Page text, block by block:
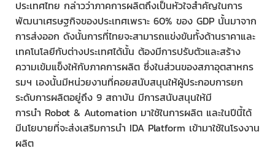
ประเทศไทย กล่าวว่าภาคการผลิตถึงเป็นหัวใจสำคัญในการ
พัฒนาเศรษฐกิจของประเทศเพราะ 60% ของ GDP นั้นมาจาก
การส่งออก ดังนั้นการที่ไทยจะสามารถแข่งขันทั้งด้านราคาและ
เทคโนโลยีกับต่างประเทศได้นั้น ต้องมีการปรับตัวและสร้าง
ความเข้มแข็งให้กับภาคการผลิต ซึ่งในส่วนของสภาอุตสาหกร
รมฯ เองนั้นมีหน่วยงานที่คอยสนับสนุนให้ผู้ประกอบการยก
ระดับการผลิตอยู่ถึง 9 สถาบัน มีการสนับสนุนให้มี
การนำ Robot & Automation มาใช้ในการผลิต และในปีนี้ได้
มีนโยบายที่จะส่งเสริมการนำ IDA Platform เข้ามาใช้ในโรงงาน
ผลิต